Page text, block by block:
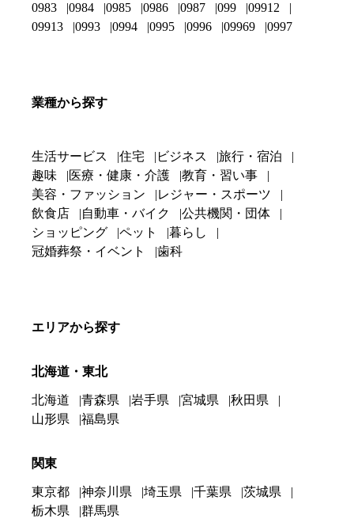
0983
0984 0985 0986 0987 099
09912
09913
0993 0994 0995 0996 09969 0997
業種から探す
生活サービス 住宅 ビジネス
旅行・宿泊
趣味
医療・健康・介護
教育・習い事
美容・ファッション
レジャー・スポーツ
飲食店
自動車・バイク
公共機関・団体
ショッピング
ペット
暮らし
冠婚葬祭・イベント
歯科
エリアから探す
北海道・東北
北海道 青森県 岩手県 宮城県
秋田県
山形県
福島県
関東
東京都 神奈川県 埼玉県 千葉県
茨城県
栃木県
群馬県